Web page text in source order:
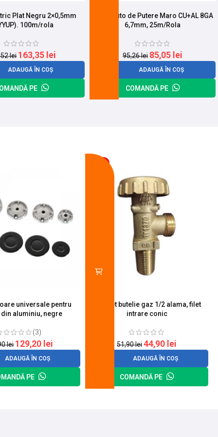
Plat Negru 2×0,5mm
100m/rola
lei 163,35 lei
ADAUGĂ ÎN COȘ
PE
Cablu Auto de Putere Maro CU+AL 8GA
6,7mm, 25m/Rola
95,26lei 85,05 lei
ADAUGĂ ÎN COȘ
COMANDĂ PE
universale pentru
aluminiu, negre
(3)
lei 129,20 lei
ADAUGĂ ÎN COȘ
PE
Robinet butelie gaz 1/2 alama, filet
intrare conic
51,90lei44,90 lei
ADAUGĂ ÎN COȘ
COMANDĂ PE